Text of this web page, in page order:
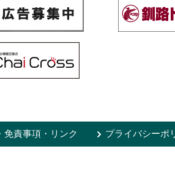
免責事項・リンク プライバシーポ